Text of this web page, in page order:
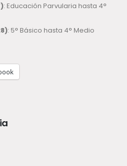
: Educación Parvularia hasta 4°
: 5° Básico hasta 4° Medio